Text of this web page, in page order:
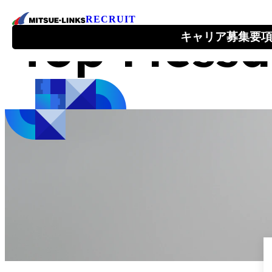
RECRUIT
キャリア募集要項
会社を知る
About Us
Top